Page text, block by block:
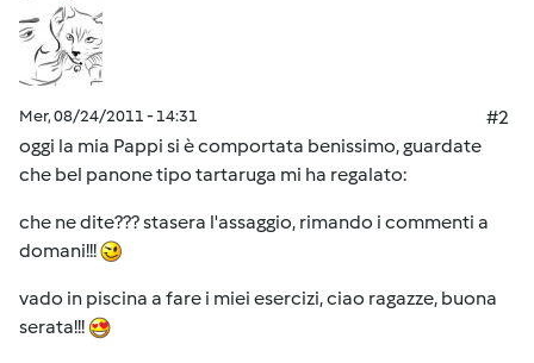
Mer, 08/24/2011 - 14:31
#2
oggi la mia Pappi si è comportata benissimo, guardate
che bel panone tipo tartaruga mi ha regalato:
che ne dite??? stasera l'assaggio, rimando i commenti a
domani!!!
vado in piscina a fare i miei esercizi, ciao ragazze, buona
serata!!!